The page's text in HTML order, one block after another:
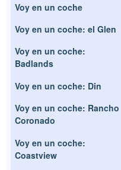
Voy en un coche
Voy en un coche: el Glen
Voy en un coche:
Badlands
Voy en un coche: Din
Voy en un coche: Rancho
Coronado
Voy en un coche:
Coastview